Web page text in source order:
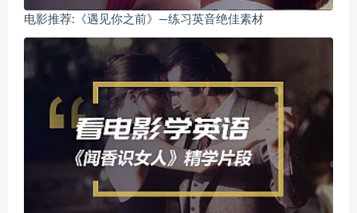
电影推荐:《遇见你之前》—练习英音绝佳素材